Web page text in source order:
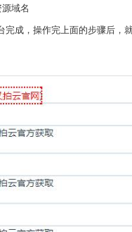
域名
成，操作完上面的步骤后，